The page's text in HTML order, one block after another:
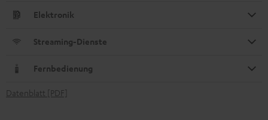
Elektronik
Streaming-Dienste
Fernbedienung
Datenblatt [PDF]